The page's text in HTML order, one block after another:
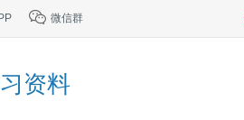
微信群
资料